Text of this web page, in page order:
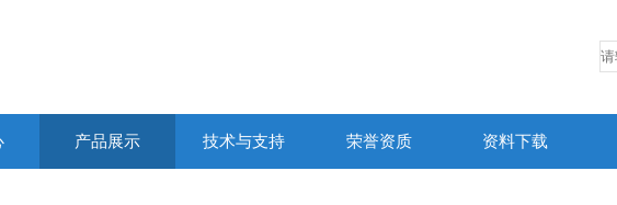
产品展示 技术与支持 荣誉资质 资料下载